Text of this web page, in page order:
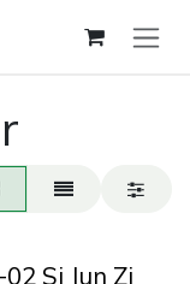
02 Si Jun Zi